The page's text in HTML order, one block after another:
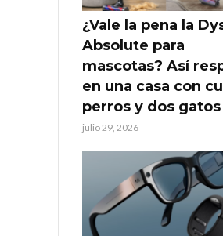
¿Vale la pena la
Absolute para
mascotas? Así
en una casa con
perros y dos gatos
julio 29, 2026